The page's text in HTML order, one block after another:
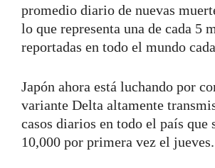
promedio diario de nuevas
lo que representa una de cada 5
reportadas en todo el mundo
Japón ahora está luchando por
variante Delta altamente
casos diarios en todo el país que
10,000 por primera vez el jueves.